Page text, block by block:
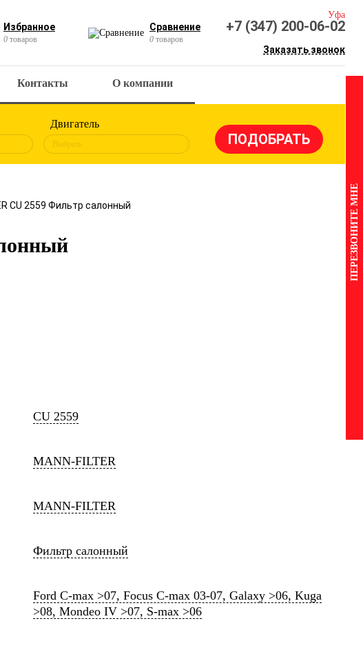
Избранное
0 товаров
Сравнение
0 товаров
Уфа
+7 (347) 200-06-02
Заказать звонок
Контакты О компании
Двигатель
Выбрать
CU 2559 Фильтр салонный
CU 2559
MANN-FILTER
MANN-FILTER
Фильтр салонный
Ford C-max >07, Focus C-max 03-07, Galaxy >06, Kuga
>08, Mondeo IV >07, S-max >06
ПЕРЕЗВОНИТЕ МНЕ